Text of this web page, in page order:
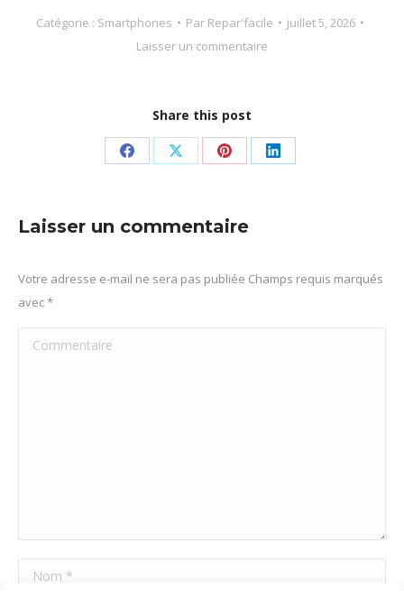
Catégorie : Smartphones Par Repar'facile
juillet 5, 2026
Laisser un commentaire
Share this post
PartagerPartagerPartager
Pinterest
Partager
Laisser un commentaire
Votre adresse e-mail ne sera pas publiée Champs requis marqués
avec*
Commentaire
Nom *